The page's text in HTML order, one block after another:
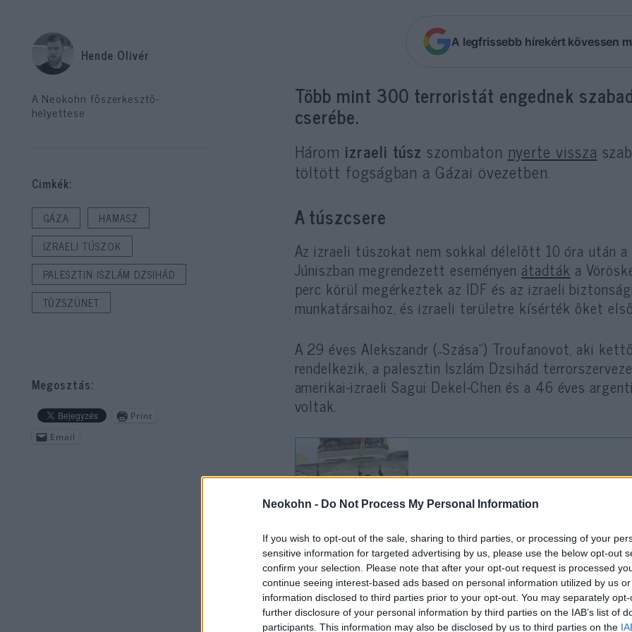
Neokohn - Do Not Process My Personal Information
If you wish to opt-out of the sale, sharing to third parties, or processing of your
sensitive information for targeted advertising by us, please use the below opt-out
confirm your selection. Please note that after your opt-out request is processed
continue seeing interest-based ads based on personal information utilized by us
information disclosed to third parties prior to your opt-out. You may separately
further disclosure of your personal information by third parties on the IAB’s list of
participants. This information may also be disclosed by us to third parties on the
A legfrissebb hírekért kövessen
Több mint 300 terroristát engednek
cserébe.
Három izraeli túsz szombaton nyerte vissza
töltött fogságban a Gázai övezetben.
A túszcsere
Az izraeli túszokat nem sokkal délelőtt 10 óra után a
Júniszban megrendezett eseményen átadták a
perc körül megérkeztek az IDF és az izraeli
munkatársaihoz, és izraeli területre kísérték őket
A 29 éves Alekszandr („Szása”) Troufanovot, aki
rendelkezik, a palesztin Iszlám Dzsihád
amerikai-izraeli Sagui Dekel-Chen és a 46 éves
voltak.
“Minden nap pokol” –
el a kiszabadult izraeli
Cserébe Izrael később, szombaton 369 terroristát
büntetését töltő terroristát, akiknek többsége a
valamint 333 terrorizmussal gyanúsítottat, akiket a
Hende Olivér
A Neokohn főszerkesztő-
helyettese
Cimkék:
GÁZA
HAMASZ
IZRAELI TÚSZOK
PALESZTIN ISZLÁM DZSIHÁD
TŰZSZÜNET
Megosztás:
Print
Email